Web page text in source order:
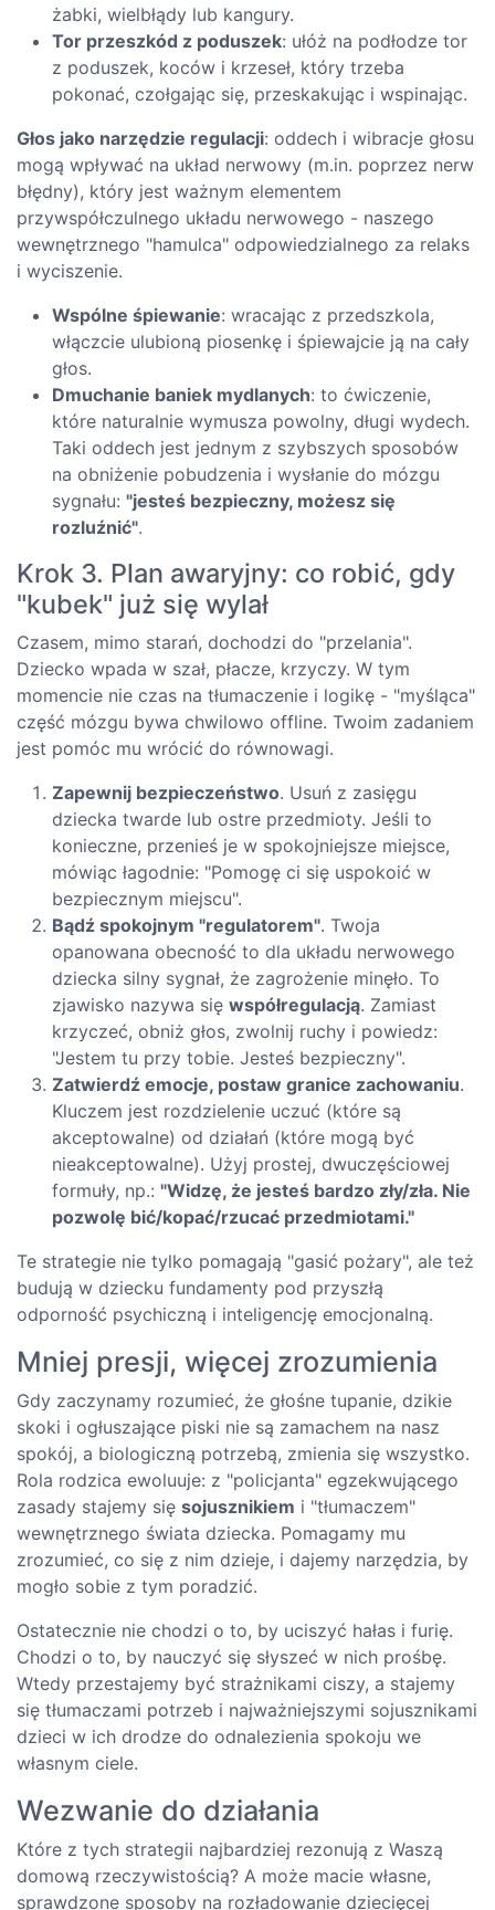
żabki, wielbłądy lub kangury.
Tor przeszkód z poduszek: ułóż na podłodze tor
z poduszek, koców i krzeseł, który trzeba
pokonać, czołgając się, przeskakując i wspinając.
Głos jako narzędzie regulacji: oddech i wibracje głosu
mogą wpływać na układ nerwowy (m.in. poprzez nerw
błędny), który jest ważnym elementem
przywspółczulnego układu nerwowego - naszego
wewnętrznego "hamulca" odpowiedzialnego za relaks
i wyciszenie.
Wspólne śpiewanie: wracając z przedszkola,
włączcie ulubioną piosenkę i śpiewajcie ją na cały
głos.
Dmuchanie baniek mydlanych: to ćwiczenie,
które naturalnie wymusza powolny, długi wydech.
Taki oddech jest jednym z szybszych sposobów
na obniżenie pobudzenia i wysłanie do mózgu
sygnału: "jesteś bezpieczny, możesz się
rozluźnić".
Krok 3. Plan awaryjny: co robić, gdy
"kubek" już się wylał
Czasem, mimo starań, dochodzi do "przelania".
Dziecko wpada w szał, płacze, krzyczy. W tym
momencie nie czas na tłumaczenie i logikę - "myśląca"
część mózgu bywa chwilowo offline. Twoim zadaniem
jest pomóc mu wrócić do równowagi.
Zapewnij bezpieczeństwo. Usuń z zasięgu
dziecka twarde lub ostre przedmioty. Jeśli to
konieczne, przenieś je w spokojniejsze miejsce,
mówiąc łagodnie: "Pomogę ci się uspokoić w
bezpiecznym miejscu".
Bądź spokojnym "regulatorem". Twoja
opanowana obecność to dla układu nerwowego
dziecka silny sygnał, że zagrożenie minęło. To
zjawisko nazywa się współregulacją. Zamiast
krzyczeć, obniż głos, zwolnij ruchy i powiedz:
"Jestem tu przy tobie. Jesteś bezpieczny".
Zatwierdź emocje, postaw granice zachowaniu.
Kluczem jest rozdzielenie uczuć (które są
akceptowalne) od działań (które mogą być
nieakceptowalne). Użyj prostej, dwuczęściowej
formuły, np.: "Widzę, że jesteś bardzo zły/zła. Nie
pozwolę bić/kopać/rzucać przedmiotami."
Te strategie nie tylko pomagają "gasić pożary", ale też
budują w dziecku fundamenty pod przyszłą
odporność psychiczną i inteligencję emocjonalną.
Mniej presji, więcej zrozumienia
Gdy zaczynamy rozumieć, że głośne tupanie, dzikie
skoki i ogłuszające piski nie są zamachem na nasz
spokój, a biologiczną potrzebą, zmienia się wszystko.
Rola rodzica ewoluuje: z "policjanta" egzekwującego
zasady stajemy się sojusznikiem i "tłumaczem"
wewnętrznego świata dziecka. Pomagamy mu
zrozumieć, co się z nim dzieje, i dajemy narzędzia, by
mogło sobie z tym poradzić.
Ostatecznie nie chodzi o to, by uciszyć hałas i furię.
Chodzi o to, by nauczyć się słyszeć w nich prośbę.
Wtedy przestajemy być strażnikami ciszy, a stajemy
się tłumaczami potrzeb i najważniejszymi sojusznikami
dzieci w ich drodze do odnalezienia spokoju we
własnym ciele.
Wezwanie do działania
Które z tych strategii najbardziej rezonują z Waszą
domową rzeczywistością? A może macie własne,
sprawdzone sposoby na rozładowanie dziecięcej